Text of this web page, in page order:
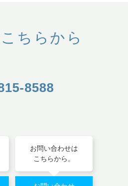
ちらから
8588
お問い合わせは
こちらから。